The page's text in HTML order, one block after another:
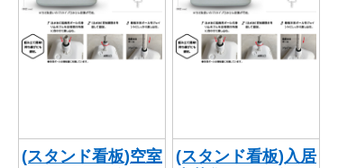
(スタンド看板)空室
(スタンド看板)入居